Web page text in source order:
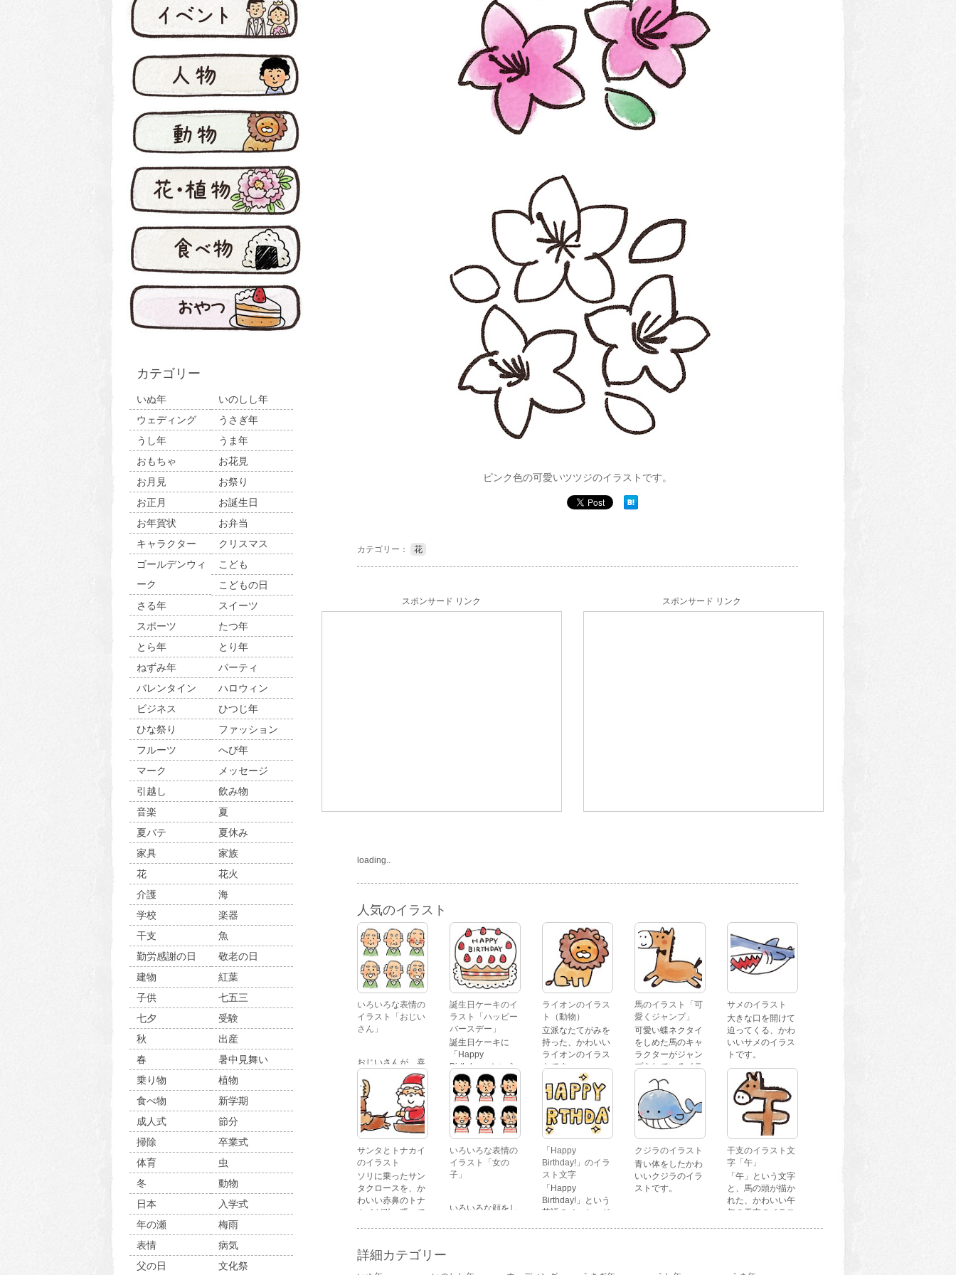
カテゴリー
いぬ年
いのしし年
ウェディング
うさぎ年
うし年
うま年
おもちゃ
お花見
お月見
お祭り
お正月
お誕生日
お年賀状
お弁当
キャラクター
クリスマス
ゴールデンウィ
ーク
こども
こどもの日
さる年
スイーツ
スポーツ
たつ年
とら年
とり年
ねずみ年
パーティ
バレンタイン
ハロウィン
ビジネス
ひつじ年
ひな祭り
ファッション
フルーツ
へび年
マーク
メッセージ
引越し
飲み物
音楽
夏
夏バテ
夏休み
家具
家族
花
花火
介護
海
学校
楽器
干支
魚
勤労感謝の日
敬老の日
建物
紅葉
子供
七五三
七夕
受験
秋
出産
春
暑中見舞い
乗り物
植物
食べ物
新学期
成人式
節分
掃除
卒業式
体育
虫
冬
動物
日本
入学式
年の瀬
梅雨
表情
病気
父の日
文化祭
ピンク色の可愛いツツジのイラストです。
カテゴリー： 花
スポンサード リンク スポンサード リンク
loading..
人気のイラスト
いろいろな表情の
イラスト「おじい
さん」
おじいさんが、喜
怒哀楽たくさんの
表情をしているイ
ラストです。 通常
の顔・怒っている
顔・泣いている
顔・照れている
顔・笑っている
顔・驚いている
顔・困っている顔
があります。
誕生日ケーキのイ
ラスト「ハッピー
バースデー」
誕生日ケーキに
「Happy
Birthday」という
文字が描かれた、
かわいい苺のケー
キのイラストで
す。
ライオンのイラス
ト（動物）
立派なたてがみを
持った、かわいい
ライオンのイラス
トです。
馬のイラスト「可
愛くジャンプ」
可愛い蝶ネクタイ
をしめた馬のキャ
ラクターがジャン
プをしているイラ
ストです。
サメのイラスト
大きな口を開けて
迫ってくる、かわ
いいサメのイラス
トです。
サンタとトナカイ
のイラスト
ソリに乗ったサン
タクロースを、か
わいい赤鼻のトナ
カイが引っ張って
いろいろな表情の
イラスト「女の
子」
いろいろな顔をし
「Happy
Birthday!」のイラ
スト文字
「Happy
Birthday!」という
英語のメッセージ
クジラのイラスト
青い体をしたかわ
いいクジラのイラ
ストです。
干支のイラスト文
字「午」
「午」という文字
と、馬の頭が描か
れた、かわいい午
年の干支のイラス
詳細カテゴリー